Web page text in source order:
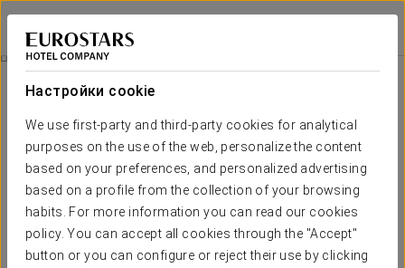
Настройки cookie
We use first-party and third-party cookies for analytical
purposes on the use of the web, personalize the content
based on your preferences, and personalized advertising
based on a profile from the collection of your browsing
habits. For more information you can read our cookies
policy. You can accept all cookies through the "Accept"
button or you can configure or reject their use by clicking
Exe International Palace
РИМ
Экскурсия В Ватикан